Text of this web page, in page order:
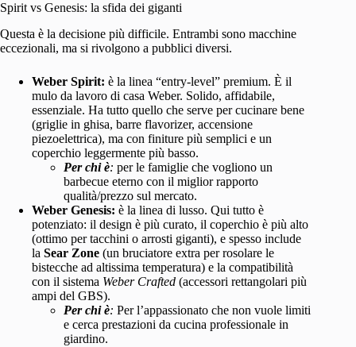
Spirit vs Genesis: la sfida dei giganti
Questa è la decisione più difficile. Entrambi sono macchine
eccezionali, ma si rivolgono a pubblici diversi.
Weber Spirit: è la linea “entry-level” premium. È il
mulo da lavoro di casa Weber. Solido, affidabile,
essenziale. Ha tutto quello che serve per cucinare bene
(griglie in ghisa, barre flavorizer, accensione
piezoelettrica), ma con finiture più semplici e un
coperchio leggermente più basso.
Per chi è: per le famiglie che vogliono un
barbecue eterno con il miglior rapporto
qualità/prezzo sul mercato.
Weber Genesis: è la linea di lusso. Qui tutto è
potenziato: il design è più curato, il coperchio è più alto
(ottimo per tacchini o arrosti giganti), e spesso include
la Sear Zone (un bruciatore extra per rosolare le
bistecche ad altissima temperatura) e la compatibilità
con il sistema Weber Crafted (accessori rettangolari più
ampi del GBS).
Per chi è: Per l’appassionato che non vuole limiti
e cerca prestazioni da cucina professionale in
giardino.